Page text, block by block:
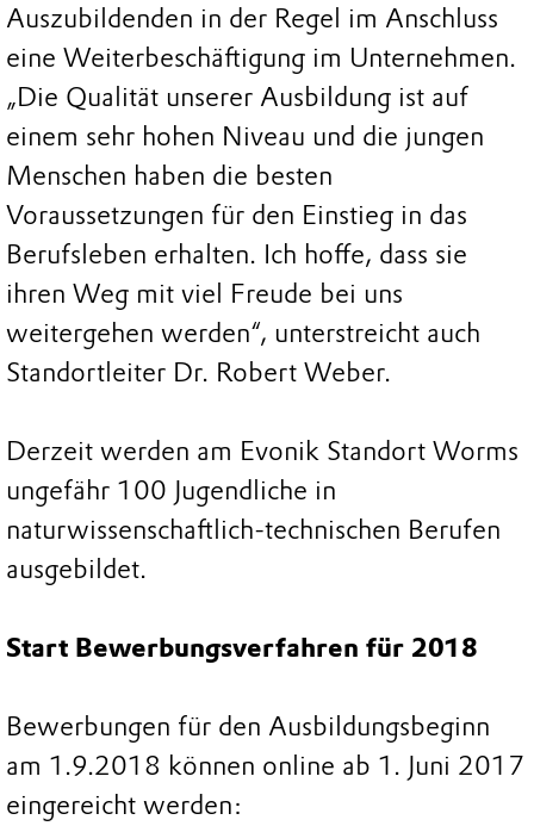
Auszubildenden in der Regel im Anschluss
eine Weiterbeschäftigung im Unternehmen.
„Die Qualität unserer Ausbildung ist auf
einem sehr hohen Niveau und die jungen
Menschen haben die besten
Voraussetzungen für den Einstieg in das
Berufsleben erhalten. Ich hoffe, dass sie
ihren Weg mit viel Freude bei uns
weitergehen werden“, unterstreicht auch
Standortleiter Dr. Robert Weber.
Derzeit werden am Evonik Standort Worms
ungefähr 100 Jugendliche in
naturwissenschaftlich-technischen Berufen
ausgebildet.
Start Bewerbungsverfahren für 2018
Bewerbungen für den Ausbildungsbeginn
am 1.9.2018 können online ab 1. Juni 2017
eingereicht werden: